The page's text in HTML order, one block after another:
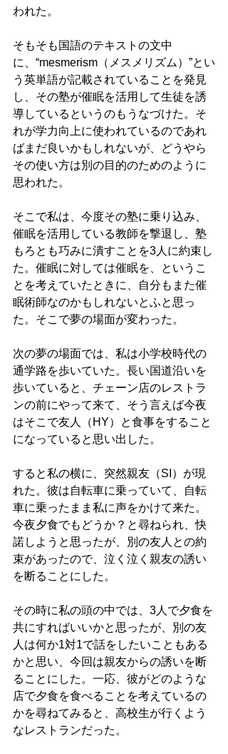
われた。
そもそも国語のテキストの文中
に、“mesmerism（メスメリズム）”とい
う英単語が記載されていることを発見
し、その塾が催眠を活用して生徒を誘
導しているというのもうなづけた。そ
れが学力向上に使われているのであれ
ばまだ良いかもしれないが、どうやら
その使い方は別の目的のためのように
思われた。
そこで私は、今度その塾に乗り込み、
催眠を活用している教師を撃退し、塾
もろとも巧みに潰すことを3人に約束し
た。催眠に対しては催眠を、というこ
とを考えていたときに、自分もまた催
眠術師なのかもしれないとふと思っ
た。そこで夢の場面が変わった。
次の夢の場面では、私は小学校時代の
通学路を歩いていた。長い国道沿いを
歩いていると、チェーン店のレストラ
ンの前にやって来て、そう言えば今夜
はそこで友人（HY）と食事をすること
になっていると思い出した。
すると私の横に、突然親友（SI）が現
れた。彼は自転車に乗っていて、自転
車に乗ったまま私に声をかけて来た。
今夜夕食でもどうか？と尋ねられ、快
諾しようと思ったが、別の友人との約
束があったので、泣く泣く親友の誘い
を断ることにした。
その時に私の頭の中では、3人で夕食を
共にすればいいかと思ったが、別の友
人は何か1対1で話をしたいこともある
かと思い、今回は親友からの誘いを断
ることにした。一応、彼がどのような
店で夕食を食べることを考えているの
かを尋ねてみると、高校生が行くよう
なレストランだった。